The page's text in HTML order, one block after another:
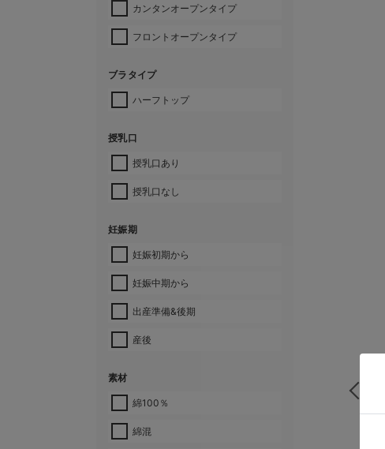
カンタンオープンタイプ
フロントオープンタイプ
ブラタイプ
ハーフトップ
授乳口
授乳口あり
授乳口なし
妊娠期
妊娠初期から
妊娠中期から
出産準備&後期
産後
素材
綿100％
綿混